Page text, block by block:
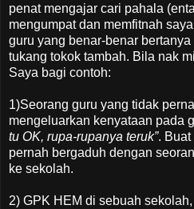
penat mengajar cari pahala
mengumpat dan memfitnah
guru yang benar-benar
tukang tokok tambah. Bila nak
Saya bagi contoh:
1)Seorang guru yang tidak
mengeluarkan kenyataan pada
tu OK, rupa-rupanya teruk”. Buat
pernah bergaduh dengan
ke sekolah.
2) GPK HEM di sebuah